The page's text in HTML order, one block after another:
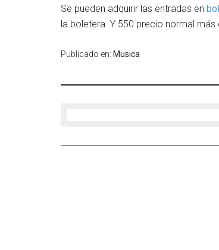
Se pueden adquirir las entradas en
la boletera. Y 550 precio normal más
Publicado en: Musica